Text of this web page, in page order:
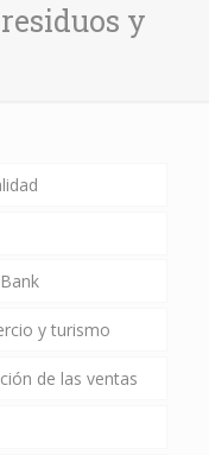
y
y turismo
de las ventas